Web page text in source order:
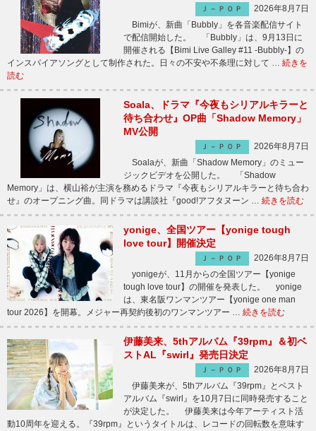
Ｊ－ＰＯＰ
2026年8月7日
Bimiが、新曲「Bubbly」を各音楽配信サイト
で配信開始した。 「Bubbly」は、9月13日に
開催される【Bimi Live Galley #11 -Bubbly-】の
インスパイアソングとして制作された。日々の不安や不条理に対して … 続きを
読む
Soala、ドラマ『今夜もシリアルキラーと
待ち合わせ』OP曲「Shadow Memory」
MV公開
Ｊ－ＰＯＰ
2026年8月7日
Soalaが、新曲「Shadow Memory」のミュー
ジックビデオを公開した。 「Shadow
Memory」は、横山裕が主演を務めるドラマ『今夜もシリアルキラーと待ち合わ
せ』のオープニング曲。同ドラマは講談社『good!アフタヌーン … 続きを読む
yonige、全国ツアー【yonige tough
love tour】開催決定
Ｊ－ＰＯＰ
2026年8月7日
yonigeが、11月からの全国ツアー【yonige
tough love tour】の開催を発表した。 yonige
は、東名阪ワンマンツアー【yonige one man
tour 2026】を開幕。メジャー再契約後初のワンマンツアー … 続きを読む
伊藤美来、5thアルバム『39rpm』＆初ベ
ストAL『swirl』発売日決定
Ｊ－ＰＯＰ
2026年8月7日
伊藤美来が、5thアルバム『39rpm』とベスト
アルバム『swirl』を10月7日に同時発売すること
が決定した。 伊藤美来は今年アーティスト活
動10周年を迎える。『39rpm』というタイトルは、レコードの回転数を意味す